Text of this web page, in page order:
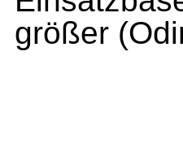
größer